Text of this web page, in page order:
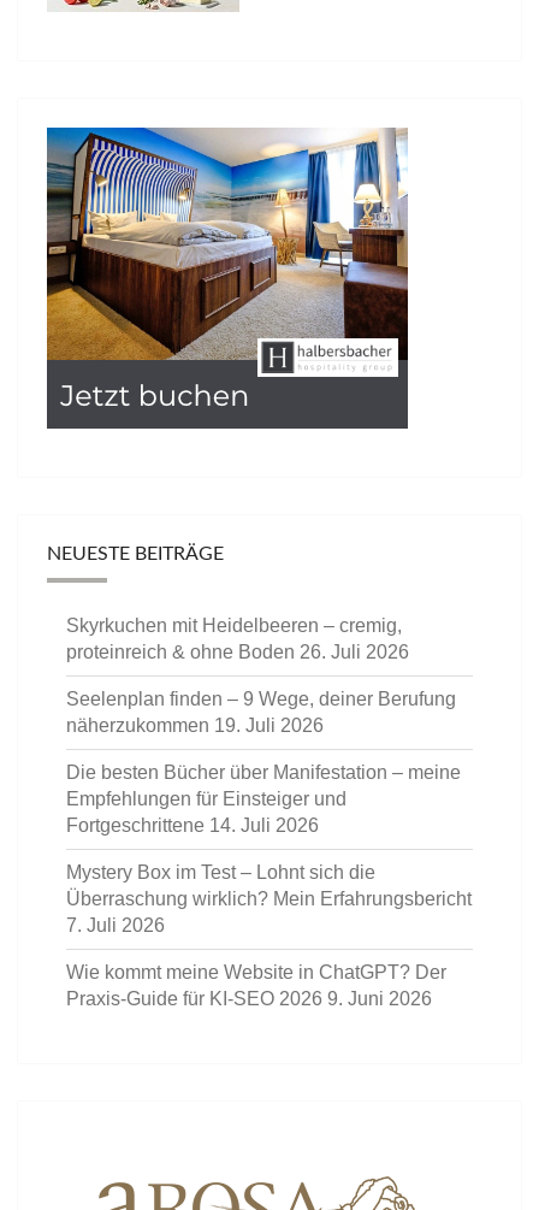
NEUESTE BEITRÄGE
Skyrkuchen mit Heidelbeeren – cremig,
proteinreich & ohne Boden 26. Juli 2026
Seelenplan finden – 9 Wege, deiner Berufung
näherzukommen 19. Juli 2026
Die besten Bücher über Manifestation – meine
Empfehlungen für Einsteiger und
Fortgeschrittene 14. Juli 2026
Mystery Box im Test – Lohnt sich die
Überraschung wirklich? Mein Erfahrungsbericht
7. Juli 2026
Wie kommt meine Website in ChatGPT? Der
Praxis-Guide für KI-SEO 2026 9. Juni 2026